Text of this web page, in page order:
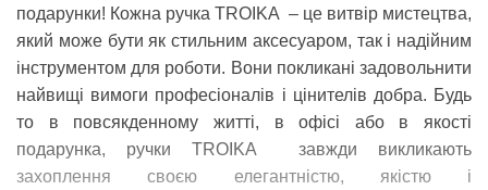
подарунки! Кожна ручка TROIKA – це витвір мистецтва,
який може бути як стильним аксесуаром, так і надійним
інструментом для роботи. Вони покликані задовольнити
найвищі вимоги професіоналів і цінителів добра. Будь
то в повсякденному житті, в офісі або в якості
подарунка, ручки TROIKA
завжди викликають
захоплення своєю елегантністю, якістю і